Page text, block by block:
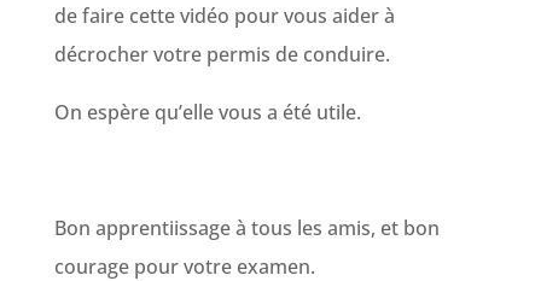
de faire cette vidéo pour vous aider à
décrocher votre permis de conduire.
On espère qu’elle vous a été utile.
Bon apprentiissage à tous les amis, et bon
courage pour votre examen.